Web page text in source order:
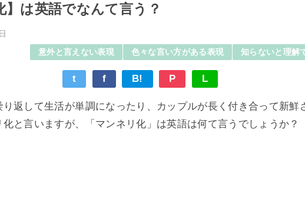
】は英語でなんて言う？
意外と言えない表現 色々な言い方がある表現 知らないと理解
t f B! P L
り返して生活が単調になったり、カップルが長く付き合って新鮮
化と言いますが、「マンネリ化」は英語は何て言うでしょうか？